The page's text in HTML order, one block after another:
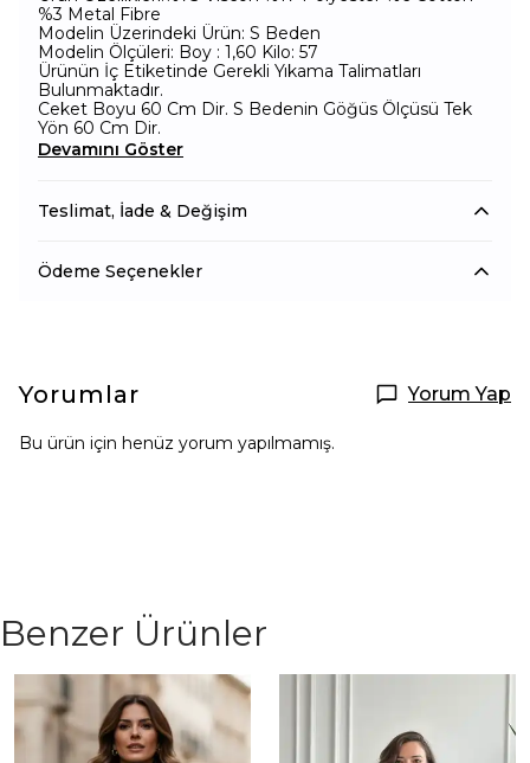
%3 Metal Fibre
Modelin Üzerindeki Ürün: S Beden
Modelin Ölçüleri: Boy : 1,60 Kilo: 57
Ürünün İç Etiketinde Gerekli Yıkama Talimatları
Bulunmaktadır.
Ceket Boyu 60 Cm Dir. S Bedenin Göğüs Ölçüsü Tek
Yön 60 Cm Dir.
Devamını Göster
Teslimat, İade & Değişim
Ödeme Seçenekler
Yorumlar Yorum Yap
Bu ürün için henüz yorum yapılmamış.
Benzer Ürünler